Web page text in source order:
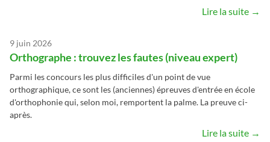
Lire la suite →
9 juin 2026
Orthographe : trouvez les fautes (niveau expert)
Parmi les concours les plus difficiles d'un point de vue
orthographique, ce sont les (anciennes) épreuves d'entrée en école
d'orthophonie qui, selon moi, remportent la palme. La preuve ci-
après.
Lire la suite →